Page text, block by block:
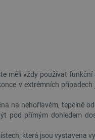
měli vždy používat
v extrémních
na nehořlavém, tepelně
pod přímým dohledem
která jsou vystavena
isListDisplay
critCartData